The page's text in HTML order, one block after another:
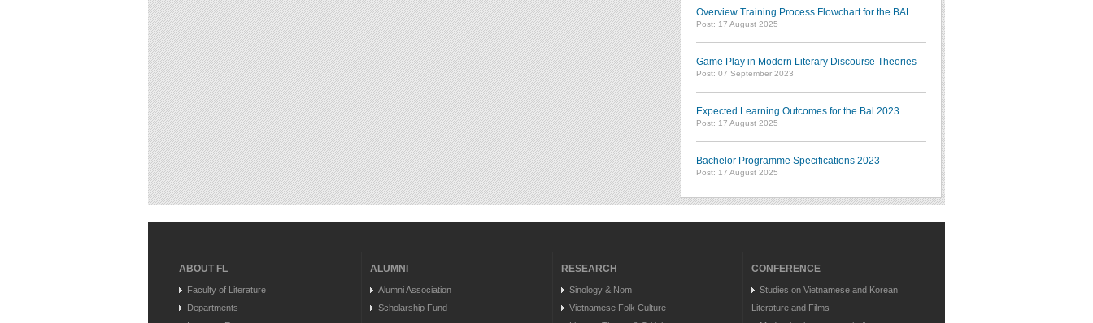
Overview Training Process Flowchart for the BAL
Post: 17 August 2025
Game Play in Modern Literary Discourse Theories
Post: 07 September 2023
Expected Learning Outcomes for the Bal 2023
Post: 17 August 2025
Bachelor Programme Specifications 2023
Post: 17 August 2025
ABOUT FL
Faculty of Literature
Departments
ALUMNI
Alumni Association
Scholarship Fund
RESEARCH
Sinology & Nom
Vietnamese Folk Culture
CONFERENCE
Studies on Vietnamese and Korean
Literature and Films